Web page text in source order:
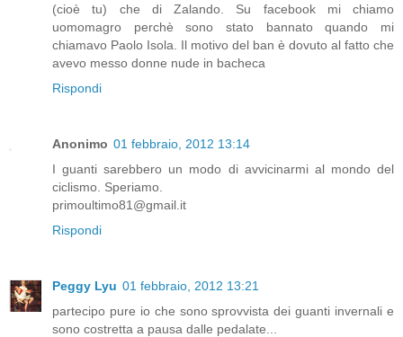
(cioè tu) che di Zalando. Su facebook mi chiamo
uomomagro perchè sono stato bannato quando mi
chiamavo Paolo Isola. Il motivo del ban è dovuto al fatto che
avevo messo donne nude in bacheca
Rispondi
Anonimo 01 febbraio, 2012 13:14
I guanti sarebbero un modo di avvicinarmi al mondo del
ciclismo. Speriamo.
primoultimo81@gmail.it
Rispondi
Peggy Lyu 01 febbraio, 2012 13:21
partecipo pure io che sono sprovvista dei guanti invernali e
sono costretta a pausa dalle pedalate...